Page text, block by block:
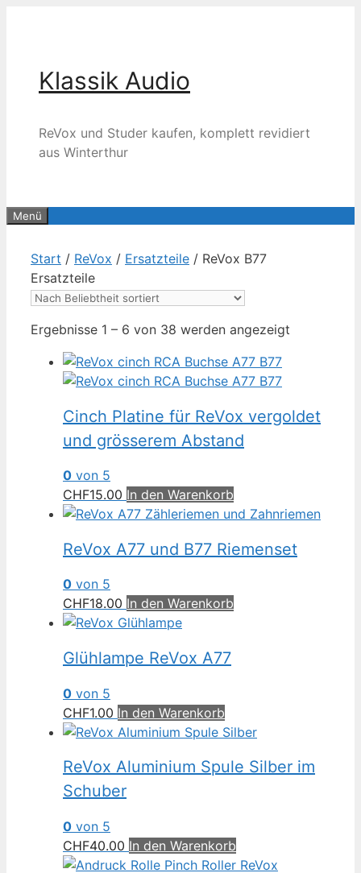
Klassik Audio
ReVox und Studer kaufen, komplett revidiert
aus Winterthur
Menü
Start / ReVox / Ersatzteile / ReVox B77
Ersatzteile
Ergebnisse 1 – 6 von 38 werden angezeigt
Cinch Platine für ReVox vergoldet
und grösserem Abstand
0 von 5
CHF15.00 In den Warenkorb
ReVox A77 und B77 Riemenset
0 von 5
CHF18.00 In den Warenkorb
Glühlampe ReVox A77
0 von 5
CHF1.00 In den Warenkorb
ReVox Aluminium Spule Silber im
Schuber
0 von 5
CHF40.00 In den Warenkorb